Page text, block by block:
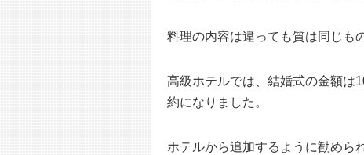
料理の内容は違っても質は同じも
高級ホテルでは、結婚式の金額は
約になりました。
ホテルから追加するように勧めら